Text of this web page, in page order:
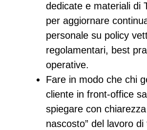
dedicate e materiali di
per aggiornare
personale su policy
regolamentari, best
operative.​​
Fare in modo che chi
cliente in front‑office
spiegare con
nascosto” del lavoro di